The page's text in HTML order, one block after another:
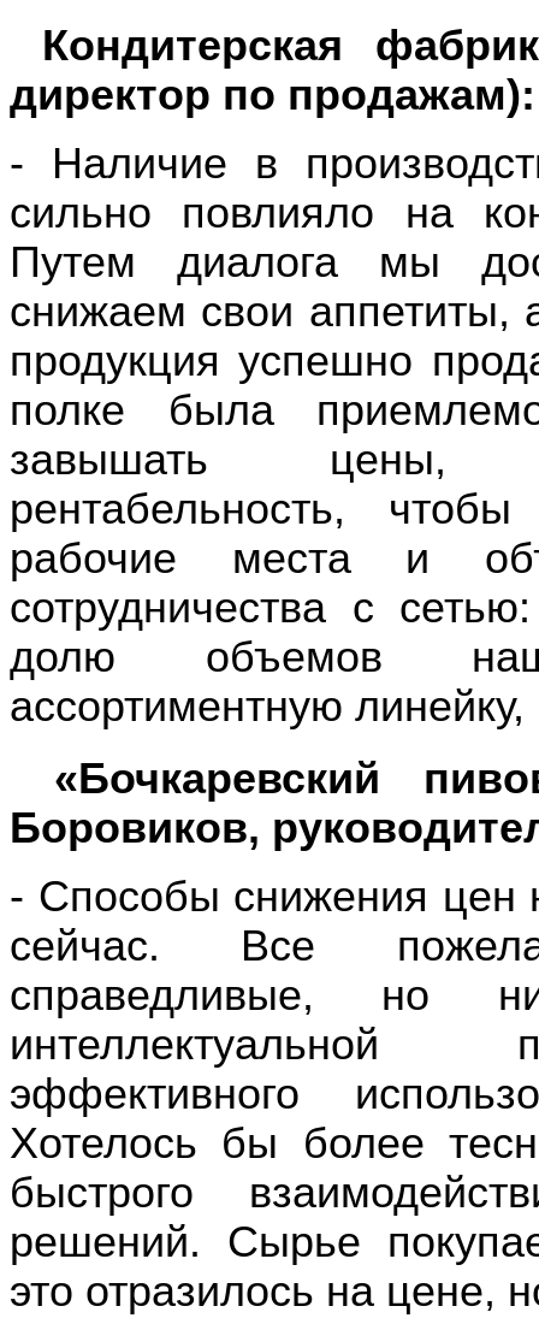
Кондитерская
директор по продажам):
- Наличие в
сильно повлияло на
Путем диалога мы
снижаем свои аппетиты,
продукция успешно
полке была
завышать цены,
рентабельность,
рабочие места и
сотрудничества с
долю объемов
ассортиментную
«Бочкаревский
Боровиков,
- Способы снижения цен
сейчас. Все
справедливые, но
интеллектуальной
эффективного
Хотелось бы более
быстрого
решений. Сырье
это отразилось на цене,